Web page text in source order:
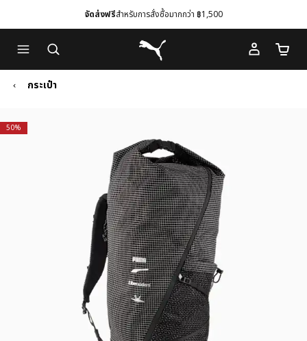
to
Main
content
to
Footer
Content
จัดส่งฟรีสำหรับการสั่งซื้อมากกว่า ฿1,500
Puma โฮม
จำนว
กระเป๋า
50%